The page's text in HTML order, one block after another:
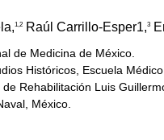
1,2 Raúl Carrillo-Esper1,3
de Medicina de México.
Históricos, Escuela
Rehabilitación Luis
México.